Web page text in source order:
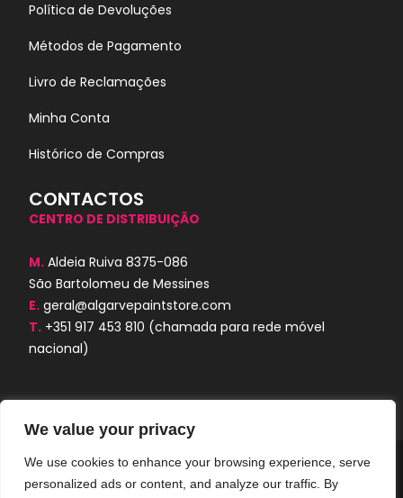
We value your privacy
We use cookies to enhance your browsing experience, serve
personalized ads or content, and analyze our traffic. By
Política de Devoluções
Métodos de Pagamento
Livro de Reclamações
Minha Conta
Histórico de Compras
CONTACTOS
CENTRO DE DISTRIBUIÇÃO
M. Aldeia Ruiva 8375-086
São Bartolomeu de Messines
E. geral@algarvepaintstore.com
T. +351 917 453 810 (chamada para rede móvel
nacional)
Algarve Paint Store © 2024. Todos os
direitos reservados. Desenvolvido por